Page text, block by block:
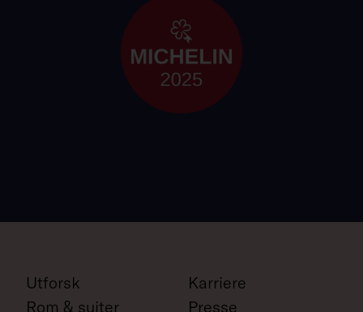
Utforsk
Rom & suiter
Karriere
Presse